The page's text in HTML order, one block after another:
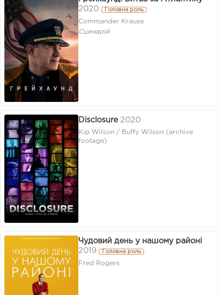
2020
Головна роль
Commander Krause
Сценарій
Disclosure 2020
Kip Wilson / Buffy Wilson (archive
footage)
Чудовий день у нашому районі
2019
Головна роль
Fred Rogers